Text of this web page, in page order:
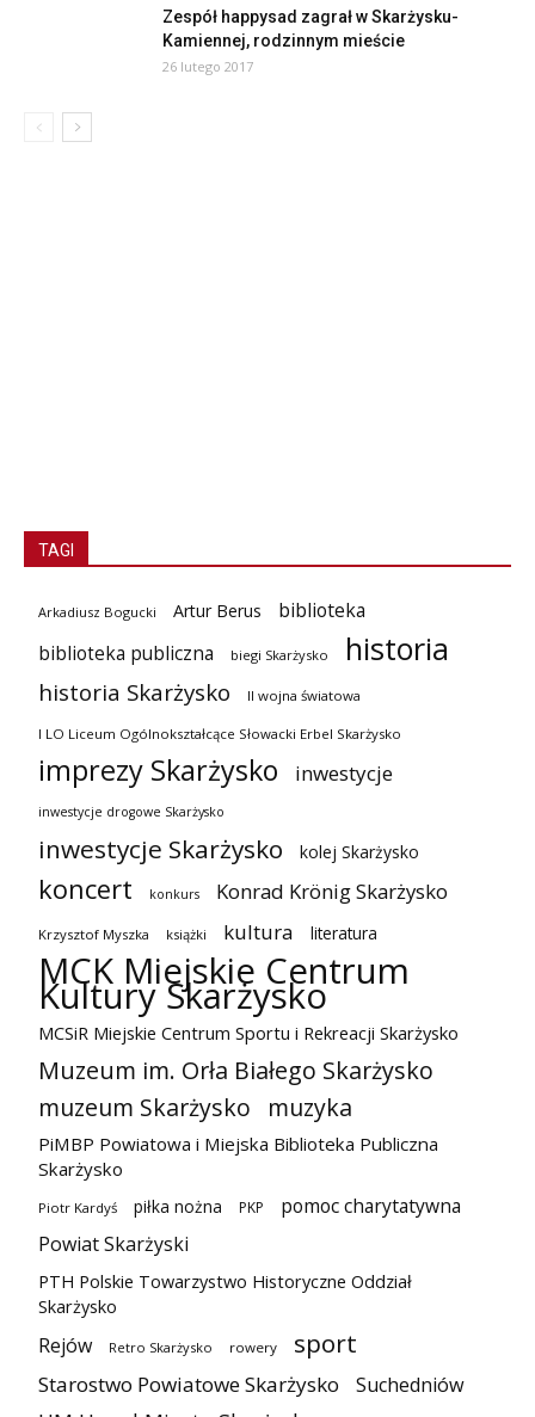
Zespół happysad zagrał w Skarżysku-
Kamiennej, rodzinnym mieście
26 lutego 2017
TAGI
Arkadiusz Bogucki Artur Berus
biblioteka
biblioteka publiczna
biegi Skarżysko historia
historia Skarżysko II wojna światowa
I LO Liceum Ogólnokształcące Słowacki Erbel Skarżysko
imprezy Skarżysko inwestycje
inwestycje drogowe Skarżysko
inwestycje Skarżysko kolej Skarżysko
koncert konkurs Konrad Krönig Skarżysko
Krzysztof Myszka książki kultura literatura
MCK Miejskie Centrum
Kultury Skarżysko
MCSiR Miejskie Centrum Sportu i Rekreacji Skarżysko
Muzeum im. Orła Białego Skarżysko
muzeum Skarżysko
muzyka
PiMBP Powiatowa i Miejska Biblioteka Publiczna
Skarżysko
Piotr Kardyś piłka nożna PKP
pomoc charytatywna
Powiat Skarżyski
PTH Polskie Towarzystwo Historyczne Oddział
Skarżysko
Rejów Retro Skarżysko rowery sport
Starostwo Powiatowe Skarżysko Suchedniów